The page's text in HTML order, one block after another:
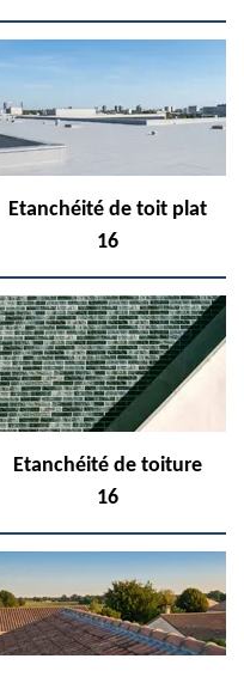
Etanchéité de toit plat
16
Etanchéité de toiture
16